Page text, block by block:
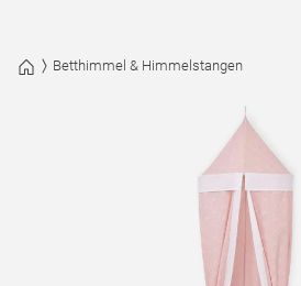
Betthimmel & Himmelstangen